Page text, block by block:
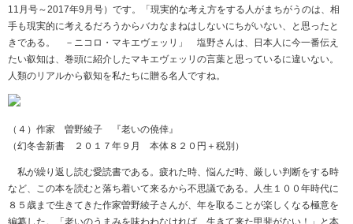
11 月号～2017年9 月号）です。「現実的な考え方をする人がまちがうのは、相
手も現実的に考えるだろうからバカなまねはしないにちがいない、と思ったと
きである。 －ニコロ・マキエヴェッリ」 塩野さんは、日本人に今一番伝え
たい叡知は、巻頭に紹介したマキエヴェッリの言葉と思っているに違いない。
人類のリアルから叡知を私たちに贈る名人ですね。
（４）作家 曽野綾子 『老いの僥倖』
（幻冬舎新書 ２０１７年９月 本体８２０円＋税別）
私が繰り返し読む愛読書である。疲れた時、悩んだ時、厳しい判断をする時
など、この本を読むと落ち着いて来るから不思議である。人生１００年時代に
８５歳まで生きてきた作家曽野綾子さんが、年を取ることが楽しくなる極意を
編纂した。「老いのうまみを味わわなければ、生きて来た甲斐がない！」と本